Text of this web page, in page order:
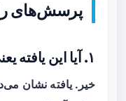
پرسش‌های
۱. آیا این یافته یعنی آسپرین بی‌فایده است؟
خیر. یافته نشان